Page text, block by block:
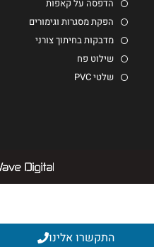
הדפסה על קאפות
הפקת מסגרות וגימורים
מדבקות בחיתוך צורני
שילוט פח
שלטי PVC
התקשרו אלינו